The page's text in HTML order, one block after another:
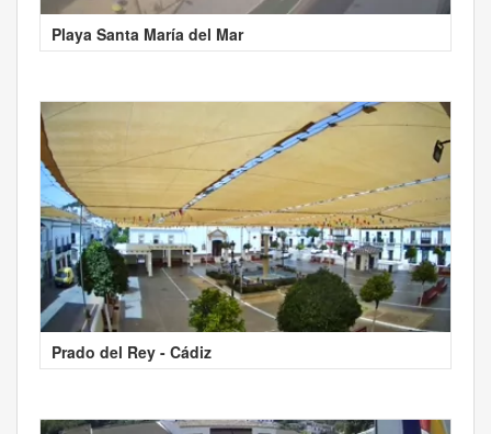
Playa Santa María del Mar
Prado del Rey - Cádiz